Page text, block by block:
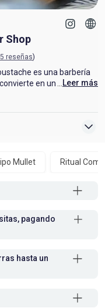
Shop
reseñas)
es una barbería
en un ritual de
experiencia perfecta
...Leer más
Mullet Ritual
pagando
hasta un